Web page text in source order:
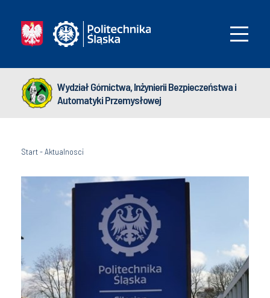
Wydział Górnictwa, Inżynierii Bezpieczeństwa i
Automatyki Przemysłowej
Start-Aktualnosci